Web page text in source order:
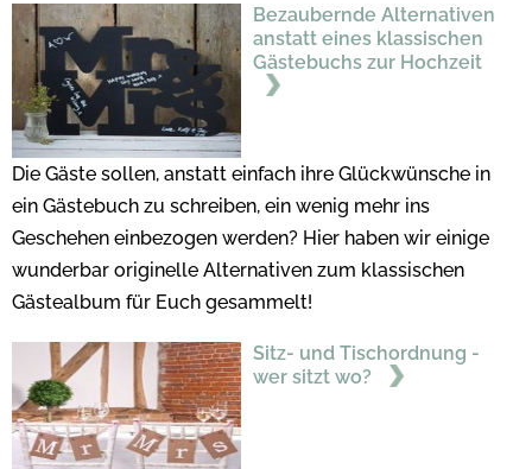
Bezaubernde Alternativen
anstatt eines klassischen
Gästebuchs zur Hochzeit
Die Gäste sollen, anstatt einfach ihre Glückwünsche in
ein Gästebuch zu schreiben, ein wenig mehr ins
Geschehen einbezogen werden? Hier haben wir einige
wunderbar originelle Alternativen zum klassischen
Gästealbum für Euch gesammelt!
Sitz- und Tischordnung -
wer sitzt wo?